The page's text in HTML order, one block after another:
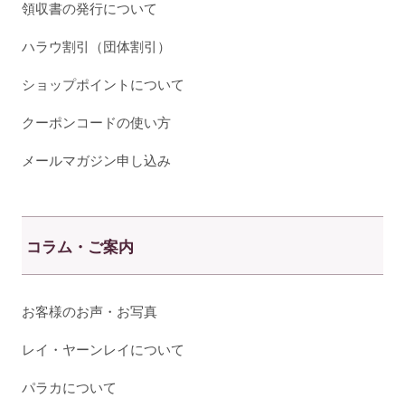
領収書の発行について
ハラウ割引（団体割引）
ショップポイントについて
クーポンコードの使い方
メールマガジン申し込み
コラム・ご案内
お客様のお声・お写真
レイ・ヤーンレイについて
パラカについて